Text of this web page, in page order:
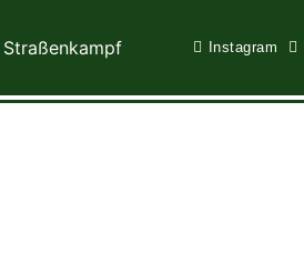
Straßenkampf Instagram